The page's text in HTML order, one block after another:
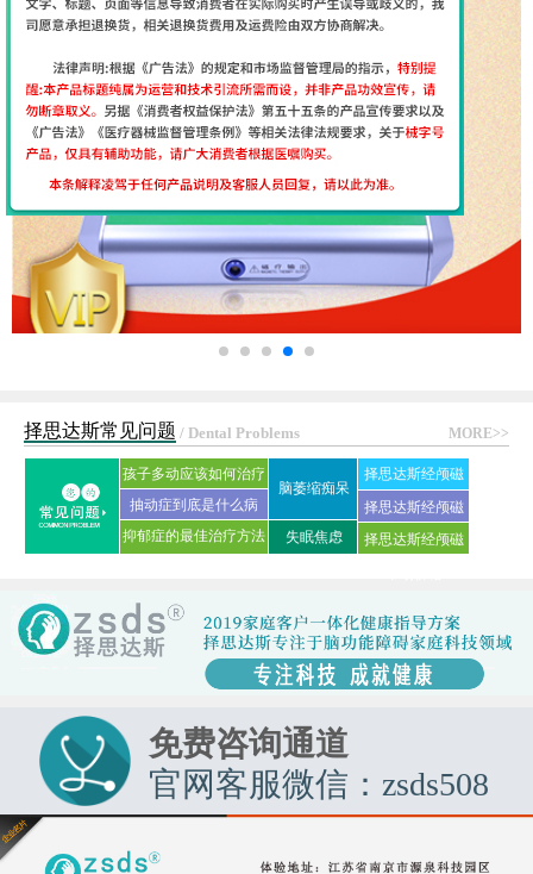
MORE>>
择思达斯常见问题 / Dental Problems
孩子多动应该如何治疗
抽动症到底是什么病
抑郁症的最佳治疗方法
脑萎缩痴呆
失眠焦虑
择思达斯经颅磁
刺激仪常见问答
择思达斯经颅磁
家用品牌
择思达斯经颅磁
免费咨询通道
官网客服微信：zsds508